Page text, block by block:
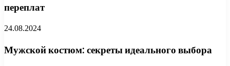
переплат
24.08.2024
Мужской костюм: секреты идеального выбора